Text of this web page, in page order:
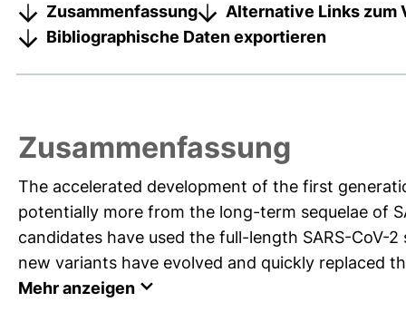
Zusammenfassung
Alternative Links zum
Bibliographische Daten exportieren
Zusammenfassung
The accelerated development of the first
potentially more from the long-term sequelae of
candidates have used the full-length SARS-CoV-
new variants have evolved and quickly replaced
Mehr anzeigen